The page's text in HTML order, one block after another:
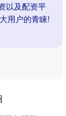
以及配资平
用户的青睐!